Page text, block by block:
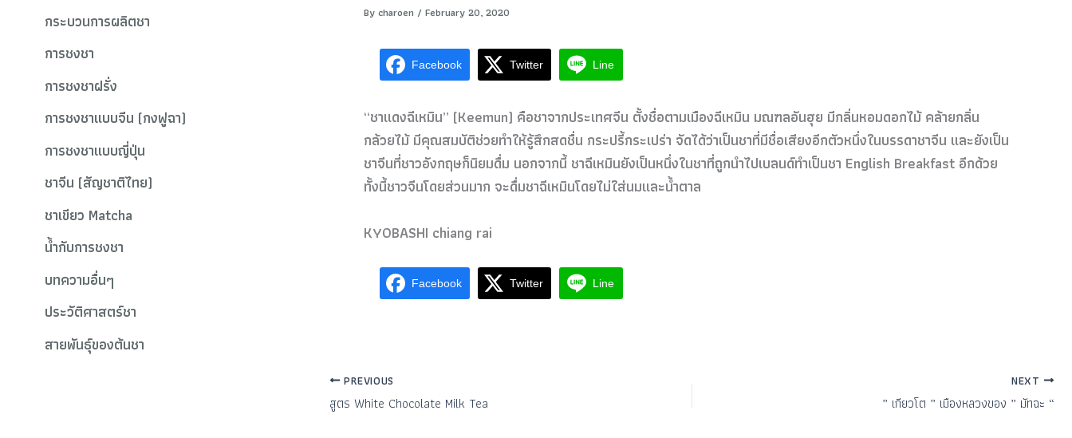
กระบวนการผลิตชา
การชงชา
การชงชาฝรั่ง
การชงชาแบบจีน (กงฟูฉา)
การชงชาแบบญี่ปุ่น
ชาจีน (สัญชาติไทย)
ชาเขียว Matcha
น้ำกับการชงชา
บทความอื่นๆ
ประวัติศาสตร์ชา
สายพันธุ์ของต้นชา
Bycharoen /February 20, 2020
Facebook Twitter Line
“ชาแดงฉีเหมิน” (Keemun) คือชาจากประเทศจีน ตั้งชื่อตามเมืองฉีเหมิน มณฑลอันฮุย มีกลิ่นหอมดอกไม้ คล้ายกลิ่น
กล้วยไม้ มีคุณสมบัติช่วยทำให้รู้สึกสดชื่น กระปรี้กระเปร่า จัดได้ว่าเป็นชาที่มีชื่อเสียงอีกตัวหนึ่งในบรรดาชาจีน และยังเป็น
ชาจีนที่ชาวอังกฤษก็นิยมดื่ม นอกจากนี้ ชาฉีเหมินยังเป็นหนึ่งในชาที่ถูกนำไปเบลนด์ทำเป็นชา English Breakfast อีกด้วย
ทั้งนี้ชาวจีนโดยส่วนมาก จะดื่มชาฉีเหมินโดยไม่ใส่นมและน้ำตาล
KYOBASHI chiang rai
Facebook Twitter Line
PREVIOUS
สูตร White Chocolate Milk Tea
NEXT
” เกียวโต ” เมืองหลวงของ ” มัทฉะ “